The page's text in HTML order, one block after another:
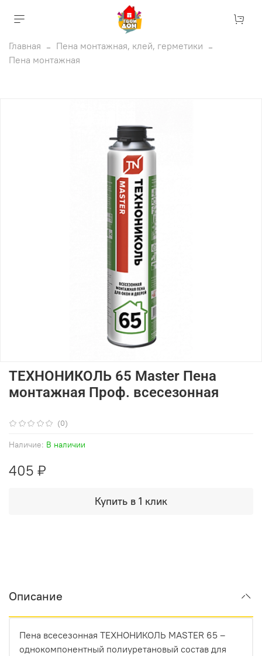
Главная
Пена монтажная, клей, герметики
Пена монтажная
(0)
Наличие: В наличии
ТЕХНОНИКОЛЬ 65 Master Пена
монтажная Проф. всесезонная
405 ₽
Купить в 1 клик
Описание
Пена всесезонная ТЕХНОНИКОЛЬ MASTER 65 –
однокомпонентный полиуретановый состав для